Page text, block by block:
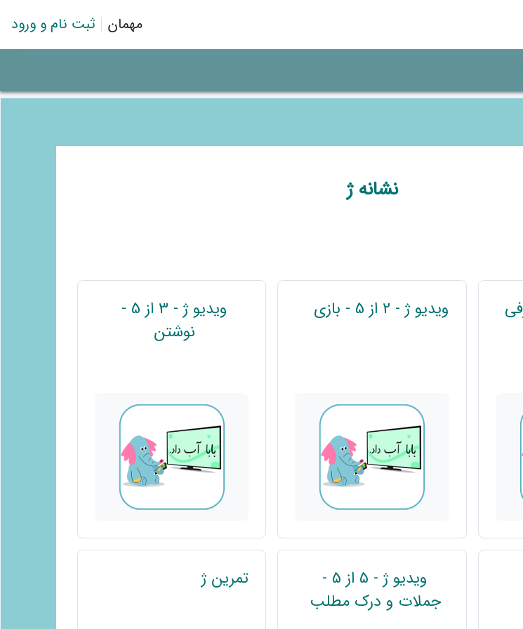
مهمان ثبت نام و ورود
نشانه ژ
پیوند ویدیو ژ - 2 از 5 - بازی
ویدیو ژ - 3 از 5 -
نوشتنپیوند
ویدیو ژ - 5 از 5 -
جملات و درک مطلب
تمرین ژ